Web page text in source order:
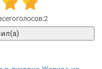
2